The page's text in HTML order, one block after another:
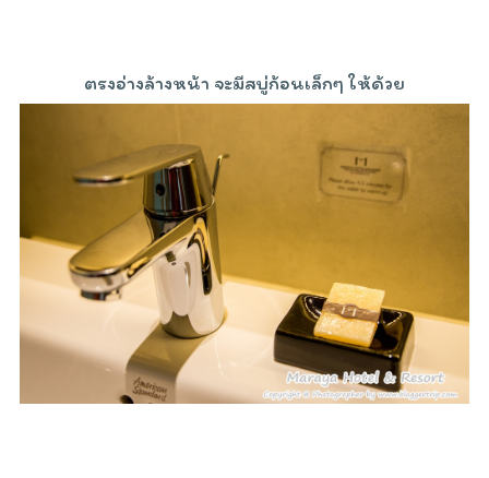
ตรงอ่างล้างหน้า จะมีสบู่ก้อนเล็กๆ ให้ด้วย